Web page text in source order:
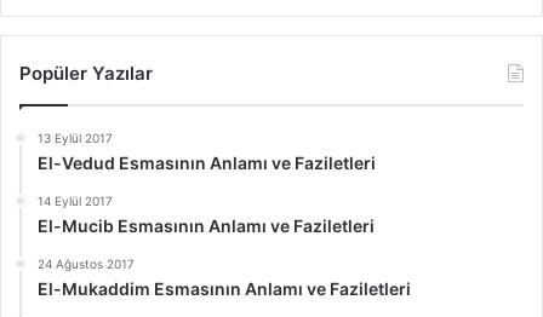
Popüler Yazılar
13 Eylül 2017
El-Vedud Esmasının Anlamı ve Faziletleri
14 Eylül 2017
El-Mucib Esmasının Anlamı ve Faziletleri
24 Ağustos 2017
El-Mukaddim Esmasının Anlamı ve Faziletleri